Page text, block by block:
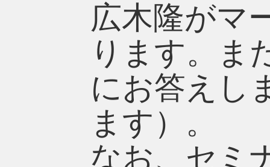
広木隆がマ
ります。ま
にお答えし
ます）。
なお、セミ